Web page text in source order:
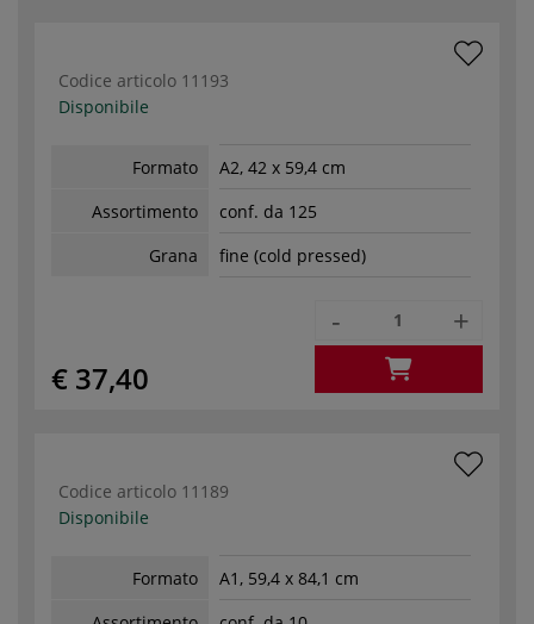
Codice articolo 11193
Disponibile
Formato
A2, 42 x 59,4 cm
Assortimento
conf. da 125
Grana
fine (cold pressed)
€ 37,40
- +
Codice articolo 11189
Disponibile
Formato
A1, 59,4 x 84,1 cm